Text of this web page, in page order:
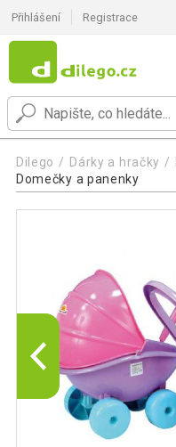
Přihlášení Registrace
Dilego Dárky a hračky
Domečky a panenky